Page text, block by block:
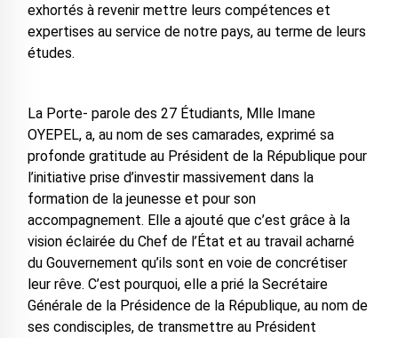
exhortés à revenir mettre leurs compétences et
expertises au service de notre pays, au terme de leurs
études.
La Porte- parole des 27 Étudiants, Mlle Imane
OYEPEL, a, au nom de ses camarades, exprimé sa
profonde gratitude au Président de la République pour
l’initiative prise d’investir massivement dans la
formation de la jeunesse et pour son
accompagnement. Elle a ajouté que c’est grâce à la
vision éclairée du Chef de l’État et au travail acharné
du Gouvernement qu’ils sont en voie de concrétiser
leur rêve. C’est pourquoi, elle a prié la Secrétaire
Générale de la Présidence de la République, au nom de
ses condisciples, de transmettre au Président